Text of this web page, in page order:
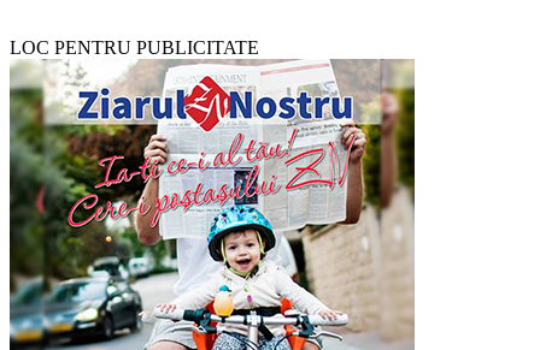
LOC PENTRU PUBLICITATE